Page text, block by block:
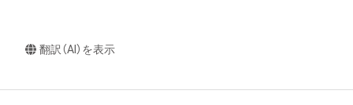
翻訳（AI）を表示